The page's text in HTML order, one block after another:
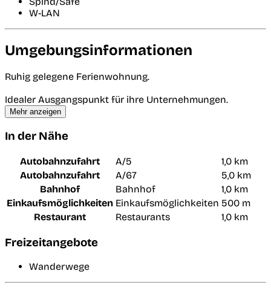
W-LAN
Umgebungsinformationen
Ruhig gelegene Ferienwohnung.
Idealer Ausgangspunkt für ihre Unternehmungen.
Mehr anzeigen
In der Nähe
Autobahnzufahrt A/5
1,0 km
Autobahnzufahrt
A/67
5,0 km
Bahnhof
Bahnhof
1,0 km
Einkaufsmöglichkeiten Einkaufsmöglichkeiten 500 m
Restaurant
Restaurants 1,0 km
Freizeitangebote
Wanderwege